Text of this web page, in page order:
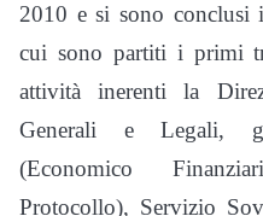
2010 e si sono conclusi
cui sono partiti i primi
attività inerenti la
Generali e Legali,
(Economico
Protocollo), Servizio